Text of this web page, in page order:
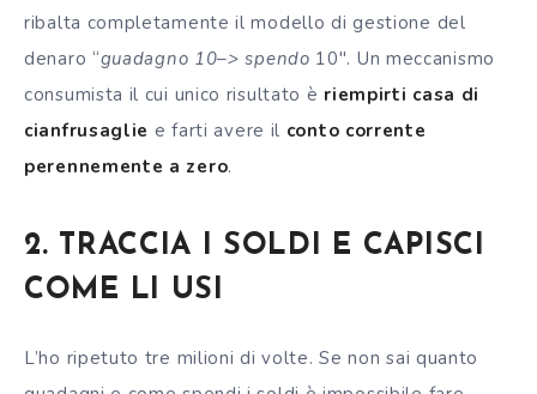
ribalta completamente il modello di gestione del
denaro “guadagno 10–> spendo 10″. Un meccanismo
consumista il cui unico risultato è riempirti casa di
cianfrusaglie e farti avere il conto corrente
perennemente a zero.
2. TRACCIA I SOLDI E CAPISCI
COME LI USI
L’ho ripetuto tre milioni di volte. Se non sai quanto